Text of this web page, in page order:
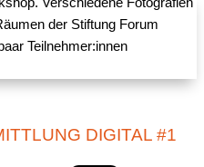
DIGITAL #1